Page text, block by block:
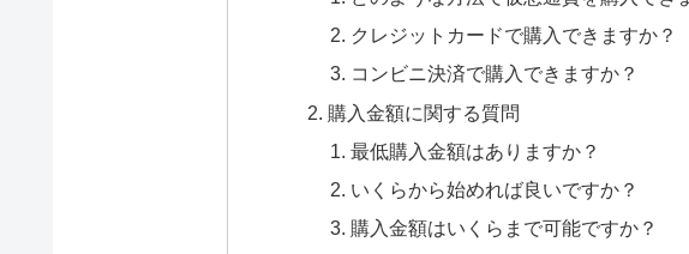
クレジットカードで購入できますか？
コンビニ決済で購入できますか？
購入金額に関する質問
最低購入金額はありますか？
いくらから始めれば良いですか？
購入金額はいくらまで可能ですか？